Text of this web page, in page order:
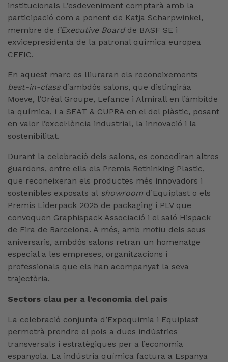
institucionals L’esdeveniment comptarà amb la
participació com a ponent de Katja Scharpwinkel,
membre de l’Executive Boardde BASF SE i
exvicepresidenta de la patronal química europea
CEFIC.
En aquest marc es lliuraran els reconeixements
best-in-classd’ambdós salons, que distingiràa
Moeve, l’Oréal Groupe, Lefance i Almirall en l’àmbitde
la química, i a SEAT & CUPRA en el del plàstic, posant
en valor l’excel·lència industrial, la innovació i la
sostenibilitat.
Durant la celebració dels salons, es concediran altres
guardons, entre ells els Premis Rethinking Plastic,
que reconeixeran els productes més innovadors i
sostenibles exposats al showroom d’Equiplast o els
Premis Liderpack 2025 de packaging i PLV que
convoquen Graphispack Associació i el saló Hispack
de Fira de Barcelona. A més, amb motiu dels seus
aniversaris, ambdós salons retran un homenatge
especial a les empreses, organitzacions i
professionals que els han acompanyat la seva
trajectòria.
Sectors clau per a l’economia del país
La celebració conjunta d’Expoquimia i Equiplast
permetrà prendre el pols a dues indústries
transversals i estratègiques per a l’economia
espanyola. La indústria química factura a Espanya